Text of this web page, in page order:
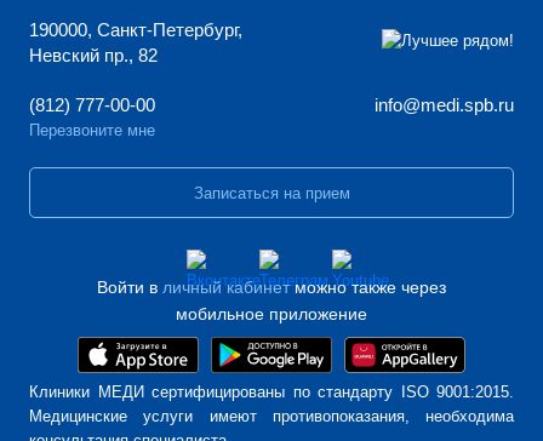
190000, Санкт-Петербург,
Невский пр., 82
(812) 777-00-00
Перезвоните мне
info@medi.spb.ru
Записаться на прием
Клиники МЕДИ сертифицированы по стандарту ISO 9001:2015.
Медицинские услуги имеют противопоказания, необходима
Войти в личный кабинетможно также через
мобильное приложение